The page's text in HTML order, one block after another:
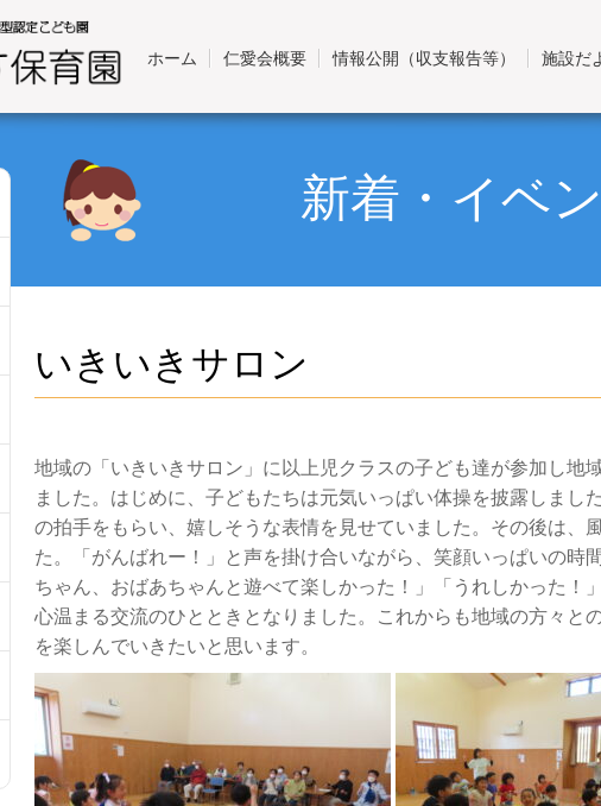
ホーム 仁愛会概要 情報公開（収支報告等） 施設だ
新着・イベ
いきいきサロン
地域の「いきいきサロン」に以上児クラスの子ども達が参加し地
ました。はじめに、子どもたちは元気いっぱい体操を披露しまし
の拍手をもらい、嬉しそうな表情を見せていました。その後は、
た。「がんばれー！」と声を掛け合いながら、笑顔いっぱいの時
ちゃん、おばあちゃんと遊べて楽しかった！」「うれしかった！
心温まる交流のひとときとなりました。これからも地域の方々と
を楽しんでいきたいと思います。